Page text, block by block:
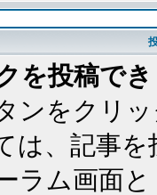
を投稿で
ンをクリ
は、記事
ラム画面